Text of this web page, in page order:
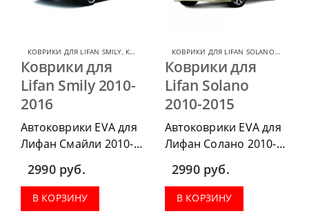
КОВРИКИ ДЛЯ LIFAN SMILY, КОВРИКИ ДЛЯ LIFAN
Коврики для
Lifan Smily 2010-
2016
Автоковрики EVA для
Лифан Смайли 2010-
приобрести в
комплектации:
водительский коврик,
2990 руб.
В КОРЗИНУ
КОВРИКИ ДЛЯ LIFAN SOLANO
,
Коврики для
Lifan Solano
2010-2015
Автоковрики EVA для
Лифан Солано 2010-
приобрести в
комплектации:
водительский коврик,
2990 руб.
В КОРЗИНУ